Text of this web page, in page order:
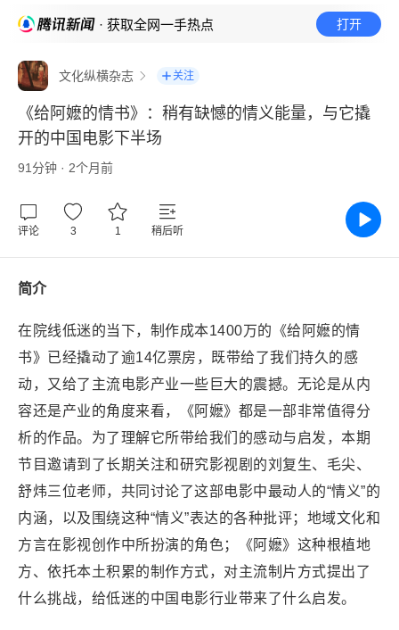
· 获取全网一手热点 打开
文化纵横杂志 关注
《给阿嬷的情书》：稍有缺憾的情义能量，与它撬
开的中国电影下半场
91分钟 · 2个月前
评论 3 1 稍后听
简介
在院线低迷的当下，制作成本1400万的《给阿嬷的情
书》已经撬动了逾14亿票房，既带给了我们持久的感
动，又给了主流电影产业一些巨大的震撼。无论是从内
容还是产业的角度来看，《阿嬷》都是一部非常值得分
析的作品。为了理解它所带给我们的感动与启发，本期
节目邀请到了长期关注和研究影视剧的刘复生、毛尖、
舒炜三位老师，共同讨论了这部电影中最动人的“情义”的
内涵，以及围绕这种“情义”表达的各种批评；地域文化和
方言在影视创作中所扮演的角色；《阿嬷》这种根植地
方、依托本土积累的制作方式，对主流制片方式提出了
什么挑战，给低迷的中国电影行业带来了什么启发。